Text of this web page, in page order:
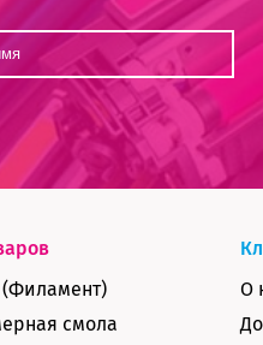
(Филамент)
смола
О